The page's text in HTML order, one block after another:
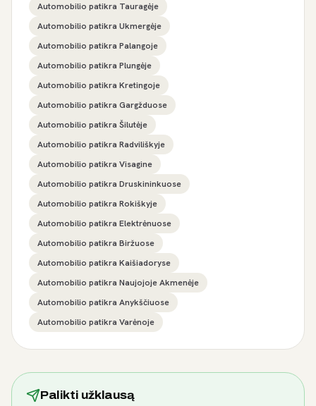
Automobilio patikra Tauragėje
Automobilio patikra Ukmergėje
Automobilio patikra Palangoje
Automobilio patikra Plungėje
Automobilio patikra Kretingoje
Automobilio patikra Gargžduose
Automobilio patikra Šilutėje
Automobilio patikra Radviliškyje
Automobilio patikra Visagine
Automobilio patikra Druskininkuose
Automobilio patikra Rokiškyje
Automobilio patikra Elektrėnuose
Automobilio patikra Biržuose
Automobilio patikra Kaišiadoryse
Automobilio patikra Naujojoje Akmenėje
Automobilio patikra Anykščiuose
Automobilio patikra Varėnoje
Palikti užklausą